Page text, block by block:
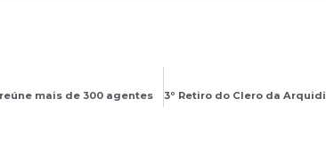
mais de 300 agentes